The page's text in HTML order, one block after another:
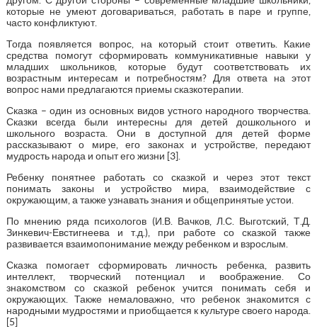
которые не умеют договариваться, работать в паре и группе,
часто конфликтуют.
Тогда появляется вопрос, на который стоит ответить. Какие
средства помогут сформировать коммуникативные навыки у
младших школьников, которые будут соответствовать их
возрастным интересам и потребностям? Для ответа на этот
вопрос нами предлагаются приемы сказкотерапии.
Сказка – один из основных видов устного народного творчества.
Сказки всегда были интересны для детей дошкольного и
школьного возраста. Они в доступной для детей форме
рассказывают о мире, его законах и устройстве, передают
мудрость народа и опыт его жизни [3].
Ребенку понятнее работать со сказкой и через этот текст
понимать законы и устройство мира, взаимодействие с
окружающим, а также узнавать знания и общепринятые устои.
По мнению ряда психологов (И.В. Вачков, Л.С. Выготский, Т.Д.
Зинкевич-Евстигнеева и т.д.), при работе со сказкой также
развивается взаимопонимание между ребенком и взрослым.
Сказка помогает сформировать личность ребенка, развить
интеллект, творческий потенциал и воображение. Со
знакомством со сказкой ребенок учится понимать себя и
окружающих. Также немаловажно, что ребенок знакомится с
народными мудростями и приобщается к культуре своего народа.
[5]